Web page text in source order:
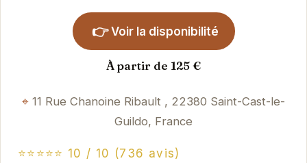
👉 Voir la disponibilité
À partir de 125 €
11 Rue Chanoine Ribault , 22380 Saint-Cast-le-
Guildo, France
⭐⭐⭐⭐⭐ 10 / 10 (736 avis)